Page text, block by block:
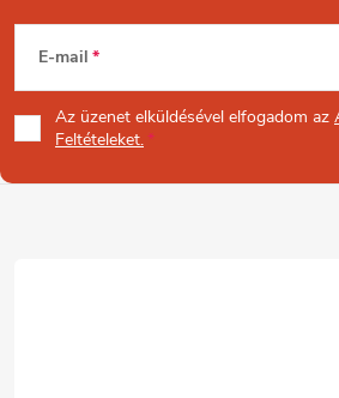
L
á
b
E-mail
Az üzenet elküldésével elfogadom az
Feltételeket.